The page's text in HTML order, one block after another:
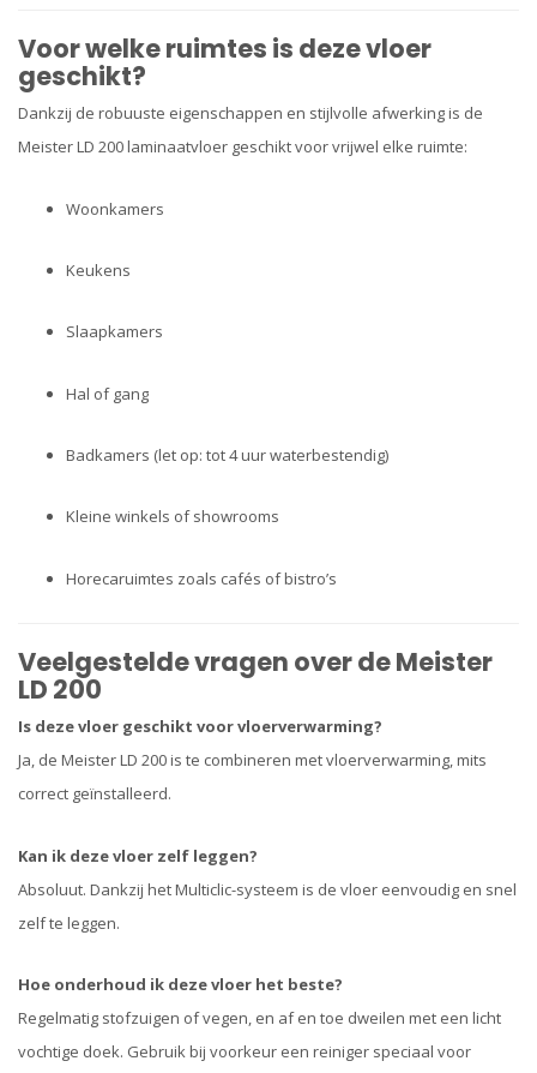
Voor welke ruimtes is deze vloer
geschikt?
Dankzij de robuuste eigenschappen en stijlvolle afwerking is de
Meister LD 200 laminaatvloer geschikt voor vrijwel elke ruimte:
Woonkamers
Keukens
Slaapkamers
Hal of gang
Badkamers (let op: tot 4 uur waterbestendig)
Kleine winkels of showrooms
Horecaruimtes zoals cafés of bistro’s
Veelgestelde vragen over de Meister
LD 200
Is deze vloer geschikt voor vloerverwarming?
Ja, de Meister LD 200 is te combineren met vloerverwarming, mits
correct geïnstalleerd.
Kan ik deze vloer zelf leggen?
Absoluut. Dankzij het Multiclic-systeem is de vloer eenvoudig en snel
zelf te leggen.
Hoe onderhoud ik deze vloer het beste?
Regelmatig stofzuigen of vegen, en af en toe dweilen met een licht
vochtige doek. Gebruik bij voorkeur een reiniger speciaal voor